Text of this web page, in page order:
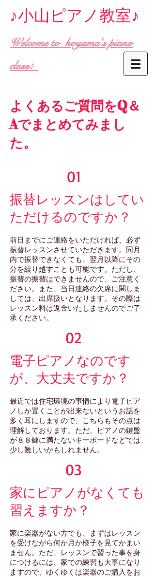
♪小山ピアノ教室♪
Welcome to koyama's piano
class♪
よくあるご質問をQ＆
Aでまとめてみまし
た。
01
振替レッスンはしてい
ただけるのですか？
前日までにご連絡をいただければ、必ず
振替レッスンさせていただきます。同月
内で振替できなくても、翌月以降にその
分を繰り越すことも可能です。ただし、
振替の振替はできませんので、ご注意く
ださい。また、当日連絡の欠席に関しま
しては、出席扱いとなります。その際は
レッスン料は返金いたしませんのでご了
承ください。
02
電子ピアノなのです
が、大丈夫ですか？
最近では住宅環境の事情により電子ピア
ノしか置くことが出来ないというお話を
多く耳にしますので、こちらもその点は
理解しております。ただ、ピアノの鍵盤
が８８鍵に満たないキーボードなどでは
少し難しいかもしれません。
03
家にピアノがなくても
習えますか？
家に楽器がない方でも、まずはレッスン
を受けながら何か月か様子を見てかまい
ません。ただ、レッスンで習った事を身
につけるには、家での練習も大事になり
ますので、ゆくゆくは楽器のご購入をお